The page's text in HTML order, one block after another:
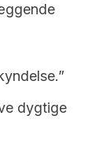
dygtige